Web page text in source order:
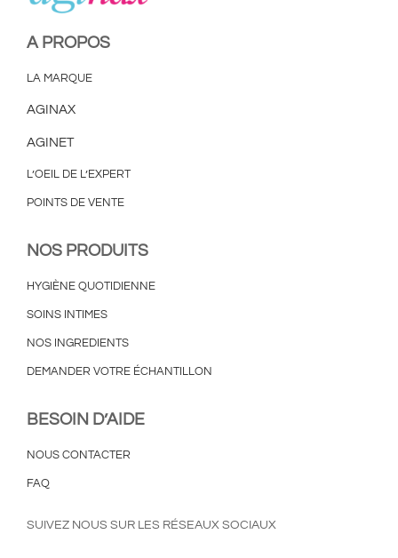
A PROPOS
LA MARQUE
AGINAX
AGINET
L’OEIL DE L’EXPERT
POINTS DE VENTE
NOS PRODUITS
HYGIÈNE QUOTIDIENNE
SOINS INTIMES
NOS INGREDIENTS
DEMANDER VOTRE ÉCHANTILLON
BESOIN D’AIDE
NOUS CONTACTER
FAQ
SUIVEZ NOUS SUR LES RÉSEAUX SOCIAUX